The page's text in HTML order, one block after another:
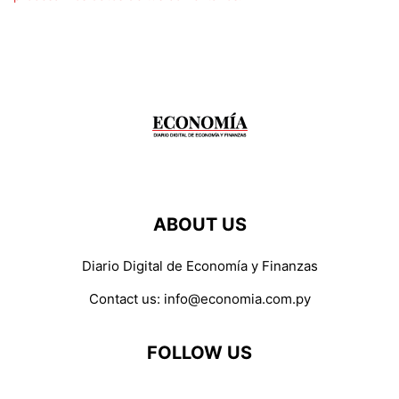
ABOUT US
Diario Digital de Economía y Finanzas
Contact us: info@economia.com.py
FOLLOW US